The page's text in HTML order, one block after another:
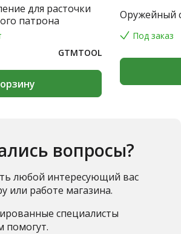
для расточки
патрона
GTMTOOL
Оружейный
Под заказ
вопросы?
любой интересующий вас
или работе магазина.
специалисты
помогут.